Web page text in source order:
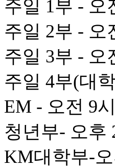
주일 1부 - 오
주일 2부 - 오
주일 3부 - 오
주일 4부(대
EM - 오전 9
청년부- 오후
KM대학부-오